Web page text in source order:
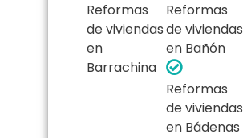
Reformas
de viviendas
en
Barrachina
Reformas
de viviendas
en Bañón
Reformas
de viviendas
en Bádenas